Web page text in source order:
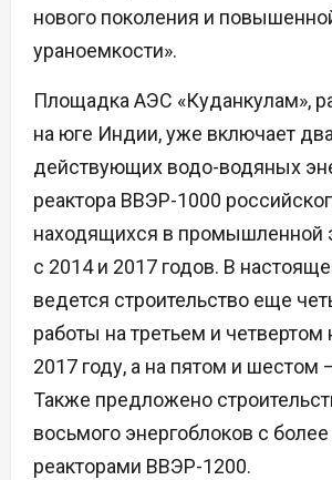
нового поколения и
ураноемкости».
Площадка АЭС «Куданкулам»,
на юге Индии, уже включает
действующих водо-водяных
реактора ВВЭР-1000
находящихся в промышленной
с 2014 и 2017 годов. В
ведется строительство еще
работы на третьем и четвертом
2017 году, а на пятом и шестом
Также предложено
восьмого энергоблоков с
реакторами ВВЭР-1200.